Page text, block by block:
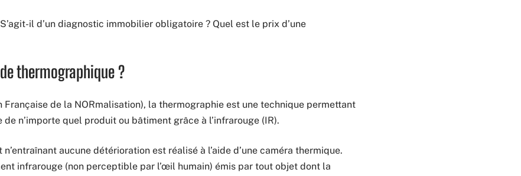
il d’un diagnostic immobilier obligatoire ? Quel est le prix d’une
thermographique ?
Française de la NORmalisation), la thermographie est une technique permettant
de n’importe quel produit ou bâtiment grâce à l’infrarouge (IR).
aucune détérioration est réalisé à l’aide d’une caméra thermique.
infrarouge (non perceptible par l’œil humain) émis par tout objet dont la